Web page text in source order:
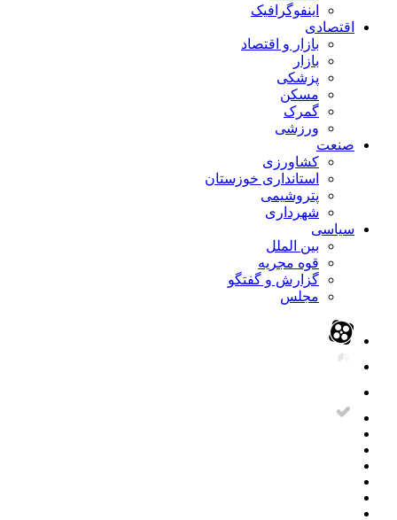
اینفوگرافیک
اقتصادی
بازار و اقتصاد
بازار
پزشکی
مسکن
گمرک
ورزشی
صنعت
کشاورزی
استانداری خوزستان
پتروشیمی
شهرداری
سیاسی
بین الملل
قوه مجریه
گزارش و گفتگو
مجلس